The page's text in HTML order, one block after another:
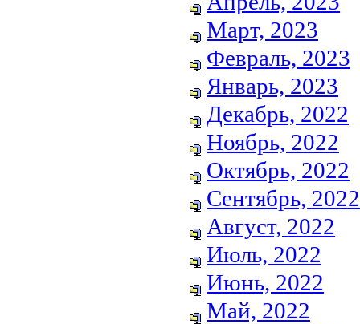
Март, 2023
Февраль, 2023
Январь, 2023
Декабрь, 2022
Ноябрь, 2022
Октябрь, 2022
Сентябрь, 2022
Август, 2022
Июль, 2022
Июнь, 2022
Май, 2022